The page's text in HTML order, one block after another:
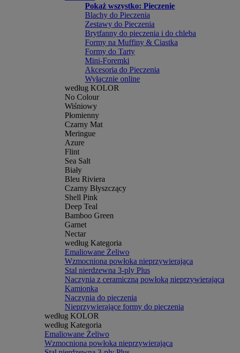
Pokaż wszystko: Pieczenie
Blachy do Pieczenia
Zestawy do Pieczenia
Brytfanny do pieczenia i do chleba
Formy na Muffiny & Ciastka
Formy do Tarty
Mini-Foremki
Akcesoria do Pieczenia
Wyłącznie online
według KOLOR
No Colour
Wiśniowy
Płomienny
Czarny Mat
Meringue
Azure
Flint
Sea Salt
Biały
Bleu Riviera
Czarny Błyszczący
Shell Pink
Deep Teal
Bamboo Green
Garnet
Nectar
według Kategoria
Emaliowane Żeliwo
Wzmocniona powłoka nieprzywierająca
Stal nierdzewna 3-ply Plus
Naczynia z ceramiczną powłoką nieprzywierająca
Kamionka
Naczynia do pieczenia
Nieprzywierające formy do pieczenia
według KOLOR
według Kategoria
Emaliowane Żeliwo
Wzmocniona powłoka nieprzywierająca